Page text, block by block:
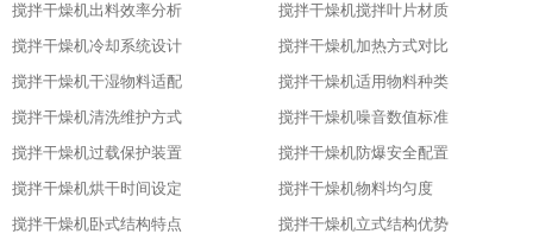
搅拌干燥机出料效率分析
搅拌干燥机搅拌叶片材质
搅拌干燥机冷却系统设计
搅拌干燥机加热方式对比
搅拌干燥机干湿物料适配
搅拌干燥机适用物料种类
搅拌干燥机清洗维护方式
搅拌干燥机噪音数值标准
搅拌干燥机过载保护装置
搅拌干燥机防爆安全配置
搅拌干燥机烘干时间设定
搅拌干燥机物料均匀度
搅拌干燥机卧式结构特点
搅拌干燥机立式结构优势